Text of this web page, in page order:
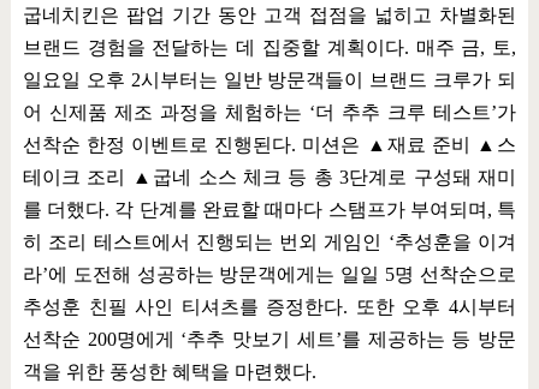
굽네치킨은 팝업 기간 동안 고객 접점을 넓히고 차별화된
브랜드 경험을 전달하는 데 집중할 계획이다. 매주 금, 토,
일요일 오후 2시부터는 일반 방문객들이 브랜드 크루가 되
어 신제품 제조 과정을 체험하는 ‘더 추추 크루 테스트’가
선착순 한정 이벤트로 진행된다. 미션은 ▲ 재료 준비 ▲ 스
테이크 조리
▲ 굽네 소스 체크 등 총3단계로 구성돼 재미
를 더했다. 각 단계를 완료할 때마다 스탬프가 부여되며 , 특
히 조리 테스트에서 진행되는 번외 게임인 ‘추성훈을 이겨
라’에 도전해 성공하는 방문객에게는 일일 5명 선착순으로
추성훈 친필 사인 티셔츠를 증정한다. 또한 오후4시부터
선착순 200명에게 ‘추추 맛보기 세트’를 제공하는 등 방문
객을 위한 풍성한 혜택을 마련했다.